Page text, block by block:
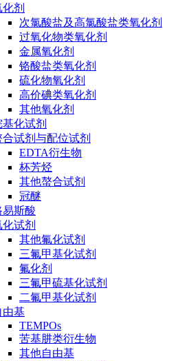
剂
次氯酸盐及高氯酸盐类氧化剂
过氧化物类氧化剂
金属氧化剂
铬酸盐类氧化剂
硫化物氧化剂
高价碘类氧化剂
其他氧化剂
基化试剂
合试剂与配位试剂
EDTA衍生物
杯芳烃
其他螯合试剂
冠醚
易斯酸
化试剂
其他氟化试剂
三氟甲基化试剂
氟化剂
三氟甲硫基化试剂
二氟甲基化试剂
由基
TEMPOs
苦基肼类衍生物
其他自由基